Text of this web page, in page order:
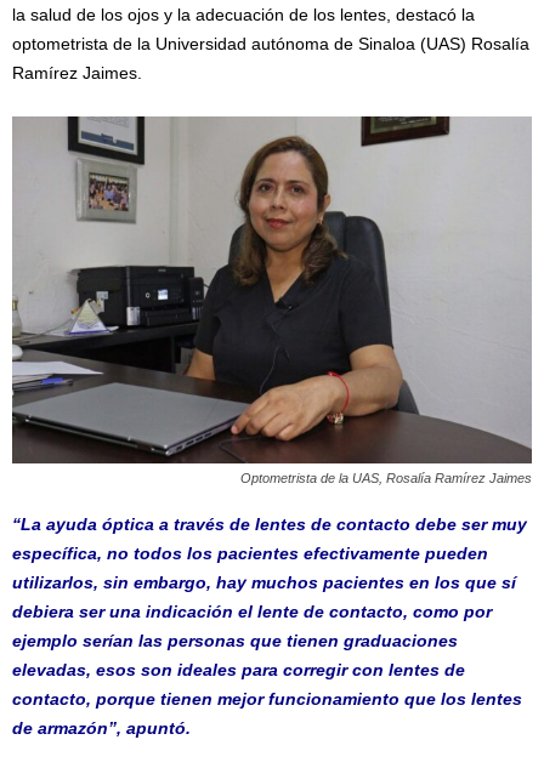
la salud de los ojos y la adecuación de los lentes, destacó la
optometrista de la Universidad autónoma de Sinaloa (UAS) Rosalía
Ramírez Jaimes.
Optometrista de la UAS, Rosalía Ramírez Jaimes
“La ayuda óptica a través de lentes de contacto debe ser muy
específica, no todos los pacientes efectivamente pueden
utilizarlos, sin embargo, hay muchos pacientes en los que sí
debiera ser una indicación el lente de contacto, como por
ejemplo serían las personas que tienen graduaciones
elevadas, esos son ideales para corregir con lentes de
contacto, porque tienen mejor funcionamiento que los lentes
de armazón”, apuntó.